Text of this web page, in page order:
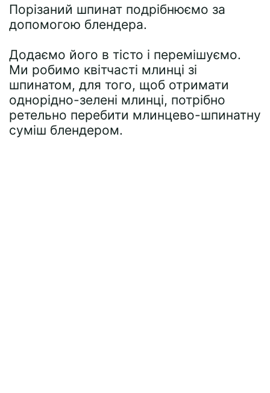
Порізаний шпинат подрібнюємо за
допомогою блендера.
Додаємо його в тісто і перемішуємо.
Ми робимо квітчасті млинці зі
шпинатом, для того, щоб отримати
однорідно-зелені млинці, потрібно
ретельно перебити млинцево-шпинатну
суміш блендером.